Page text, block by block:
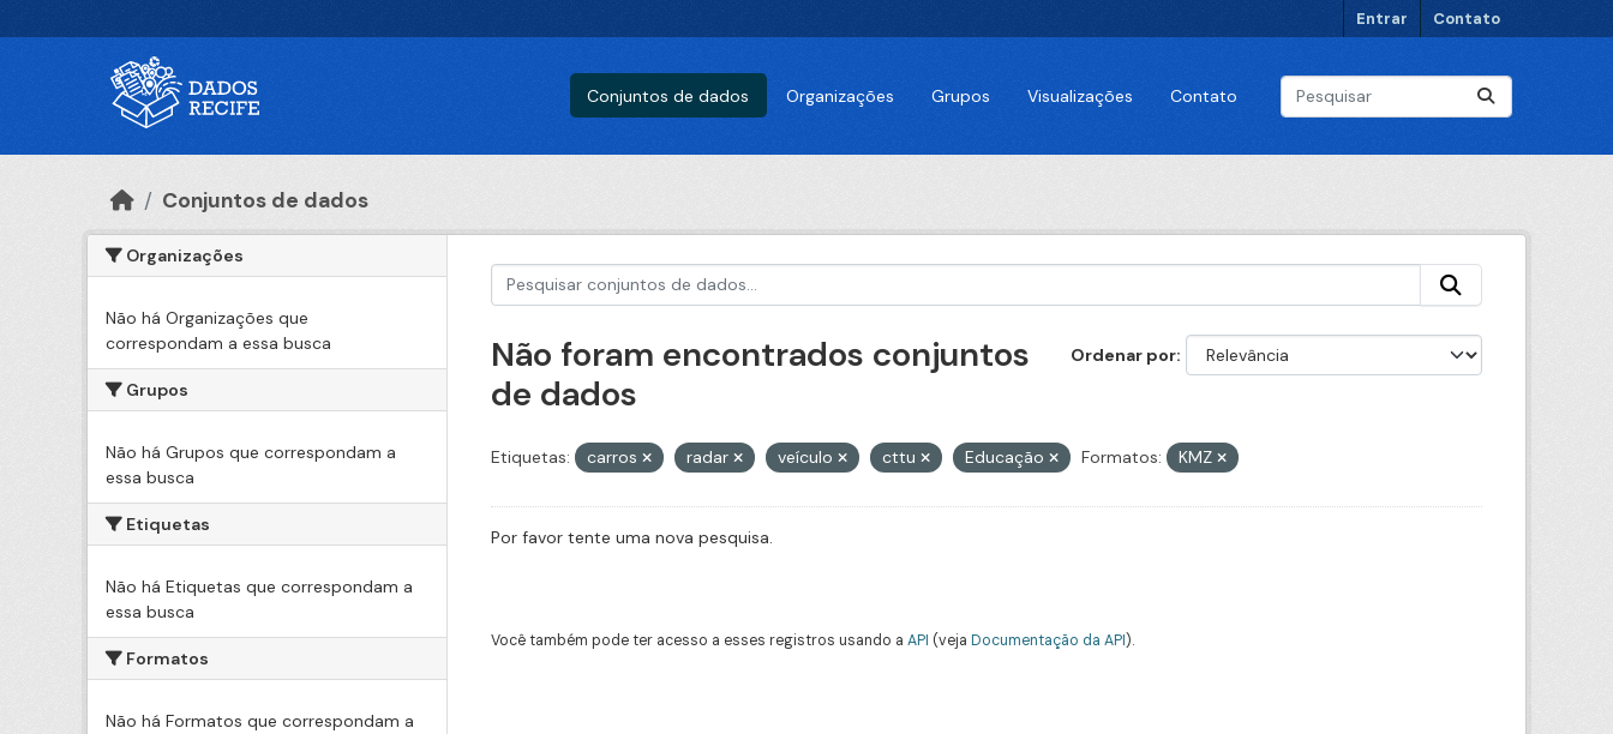
Entrar Contato
Conjuntos de dados Organizações Grupos Visualizações Contato
Conjuntos de dados
Organizações
Não há Organizações que
correspondam a essa busca
Grupos
Não há Grupos que correspondam a
essa busca
Etiquetas
Não há Etiquetas que correspondam a
essa busca
Formatos
Não há Formatos que correspondam a
Ordenar por
Não foram encontrados conjuntos
de dados
Etiquetas: carros radar veículo cttu Educação Formatos: KMZ
Por favor tente uma nova pesquisa.
Você também pode ter acesso a esses registros usando a API (veja Documentação da API).